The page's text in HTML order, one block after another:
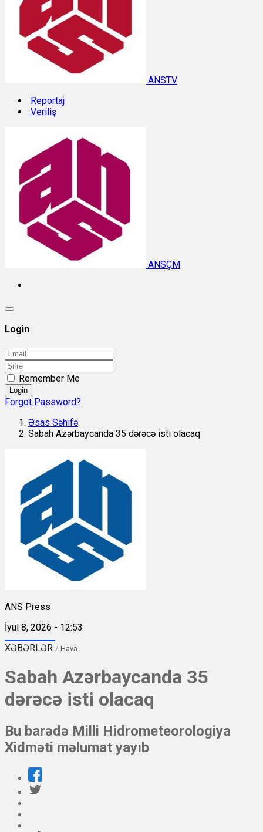
ANSTV
Reportaj
Veriliş
ANSÇM
Login
Remember Me
Login
Forgot Password?
Əsas Səhifə
Sabah Azərbaycanda 35 dərəcə isti olacaq
ANS Press
İyul 8, 2026 - 12:53
XƏBƏRLƏR / Hava
Sabah Azərbaycanda 35
dərəcə isti olacaq
Bu barədə Milli Hidrometeorologiya
Xidməti məlumat yayıb